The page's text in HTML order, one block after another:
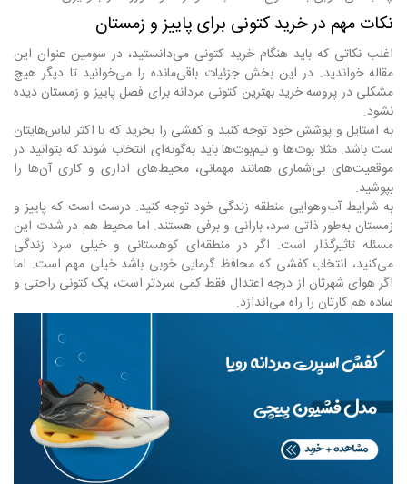
نکات مهم در خرید کتونی برای پاییز و زمستان
اغلب نکاتی که باید هنگام خرید کتونی می‌دانستید، در سومین عنوان این
مقاله خواندید. در این بخش جزئیات باقی‌مانده را می‌خوانید تا دیگر هیچ
مشکلی در پروسه خرید بهترین کتونی مردانه برای فصل پاییز و زمستان دیده
نشود.
به استایل و پوشش خود توجه کنید و کفشی را بخرید که با اکثر لباس‌هایتان
ست باشد. مثلا بوت‌ها و نیم‌بوت‌ها باید به‌گونه‌ای انتخاب شوند که بتوانید در
موقعیت‌های بی‌شماری همانند مهمانی، محیط‌های اداری و کاری آن‌ها را
بپوشید.
به شرایط آب‌وهوایی منطقه زندگی خود توجه کنید. درست است که پاییز و
زمستان به‌طور ذاتی سرد، بارانی و برفی هستند. اما محیط هم در شدت این
مسئله تاثیرگذار است. اگر در منطقه‌ای کوهستانی و خیلی سرد زندگی
می‌کنید، انتخاب کفشی که محافظ گرمایی خوبی باشد خیلی مهم است. اما
اگر هوای شهرتان از درجه اعتدال فقط کمی سردتر است، یک کتونی راحتی و
ساده هم کارتان را راه می‌اندازد.